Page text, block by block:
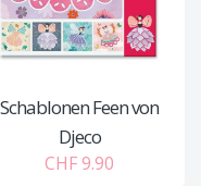
Schablonen Feen von
Djeco
CHF 9.90